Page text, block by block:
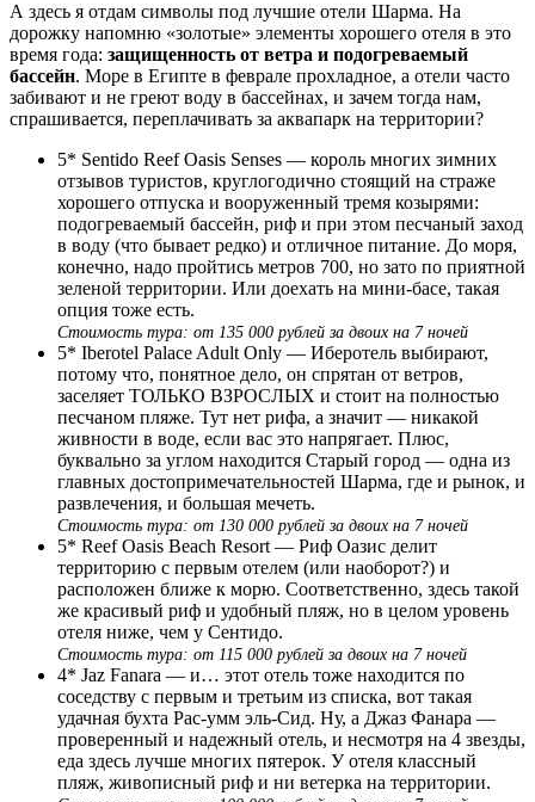
А здесь я отдам символы под лучшие отели Шарма. На
дорожку напомню «золотые» элементы хорошего отеля в это
время года: защищенность от ветра и подогреваемый
бассейн. Море в Египте в феврале прохладное, а отели часто
забивают и не греют воду в бассейнах, и зачем тогда нам,
спрашивается, переплачивать за аквапарк на территории?
5* Sentido Reef Oasis Senses — король многих зимних
отзывов туристов, круглогодично стоящий на страже
хорошего отпуска и вооруженный тремя козырями:
подогреваемый бассейн, риф и при этом песчаный заход
в воду (что бывает редко) и отличное питание. До моря,
конечно, надо пройтись метров 700, но зато по приятной
зеленой территории. Или доехать на мини-басе, такая
опция тоже есть.
Стоимость тура: от 135 000 рублей за двоих на 7 ночей
5* Iberotel Palace Adult Only — Иберотель выбирают,
потому что, понятное дело, он спрятан от ветров,
заселяет ТОЛЬКО ВЗРОСЛЫХ и стоит на полностью
песчаном пляже. Тут нет рифа, а значит — никакой
живности в воде, если вас это напрягает. Плюс,
буквально за углом находится Старый город — одна из
главных достопримечательностей Шарма, где и рынок, и
развлечения, и большая мечеть.
Стоимость тура: от 130 000 рублей за двоих на 7 ночей
5* Reef Oasis Beach Resort — Риф Оазис делит
территорию с первым отелем (или наоборот?) и
расположен ближе к морю. Соответственно, здесь такой
же красивый риф и удобный пляж, но в целом уровень
отеля ниже, чем у Сентидо.
Стоимость тура: от 115 000 рублей за двоих на 7 ночей
4* Jaz Fanara — и… этот отель тоже находится по
соседству с первым и третьим из списка, вот такая
удачная бухта Рас-умм эль-Сид. Ну, а Джаз Фанара —
проверенный и надежный отель, и несмотря на 4 звезды,
еда здесь лучше многих пятерок. У отеля классный
пляж, живописный риф и ни ветерка на территории.